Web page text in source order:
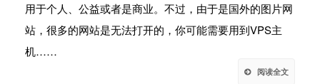
用于个人、公益或者是商业。不过，由于是国外的图片网
站，很多的网站是无法打开的，你可能需要用到VPS主
机……
阅读全文